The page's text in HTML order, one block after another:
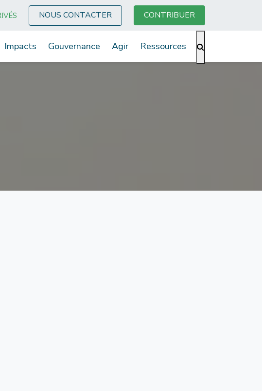
NOUS CONTACTER CONTRIBUER
Impacts Gouvernance Agir Ressources